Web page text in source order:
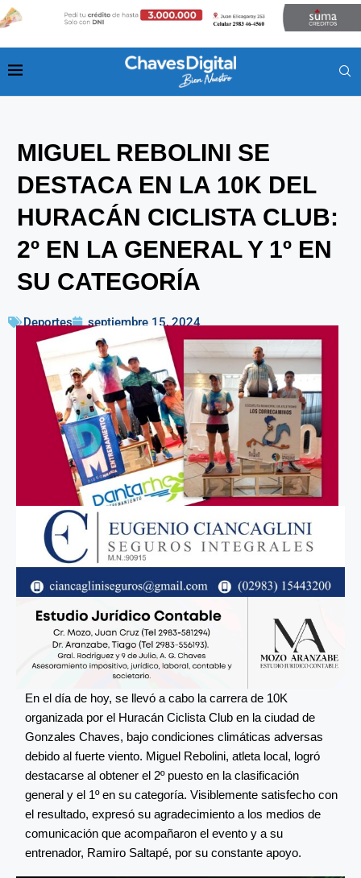
MIGUEL REBOLINI SE
DESTACA EN LA 10K DEL
HURACÁN CICLISTA CLUB:
2º EN LA GENERAL Y 1º EN
SU CATEGORÍA
Deportes septiembre 15, 2024
En el día de hoy, se llevó a cabo la carrera de 10K
organizada por el Huracán Ciclista Club en la ciudad de
Gonzales Chaves, bajo condiciones climáticas adversas
debido al fuerte viento. Miguel Rebolini, atleta local, logró
destacarse al obtener el 2º puesto en la clasificación
general y el 1º en su categoría. Visiblemente satisfecho con
el resultado, expresó su agradecimiento a los medios de
comunicación que acompañaron el evento y a su
entrenador, Ramiro Saltapé, por su constante apoyo.